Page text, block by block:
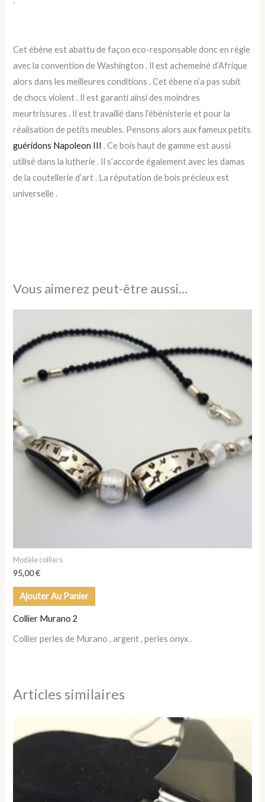
Cet ébène est abattu de façon eco-responsable donc en règle
avec la convention de Washington . Il est achemeiné d’Afrique
alors dans les meilleures conditions . Cet ébene n’a pas subit
de chocs violent . Il est garanti ainsi des moindres
meurtrissures . Il est travaillé dans l’ébènisterie et pour la
réalisation de petits meubles. Pensons alors aux fameux petits
guéridons Napoleon III . Ce bois haut de gamme est aussi
utilisé dans la lutherie . Il s’accorde également avec les damas
de la coutellerie d’art . La réputation de bois précieux est
universelle .
Vous aimerez peut-être aussi…
Modèle colliers
95,00€
Ajouter Au Panier
Collier Murano 2
Collier perles de Murano , argent , perles onyx .
Articles similaires